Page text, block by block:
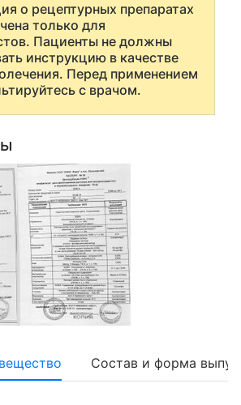
о рецептурных препаратах
только для
Пациенты не должны
инструкцию в качестве
Перед применением
с врачом.
Состав и форма